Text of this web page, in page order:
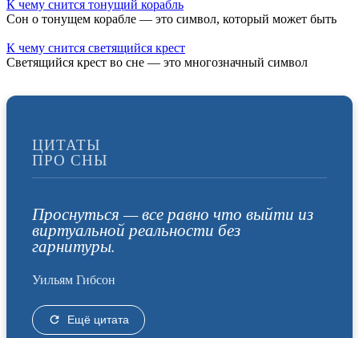
К чему снится тонущий корабль
Сон о тонущем корабле — это символ, который может быть
К чему снится светящийся крест
Светящийся крест во сне — это многозначный символ
ЦИТАТЫ
ПРО СНЫ
Проснуться — все равно что выйти из
виртуальной реальности без
гарнитуры.
Уильям Гибсон
Ещё цитата